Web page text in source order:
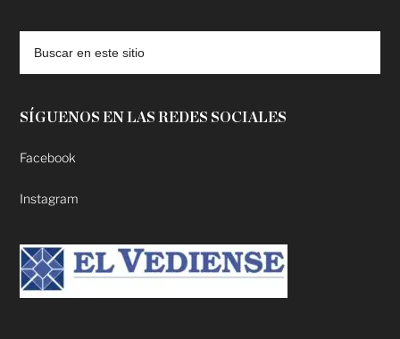
SÍGUENOS EN LAS REDES SOCIALES
Facebook
Instagram